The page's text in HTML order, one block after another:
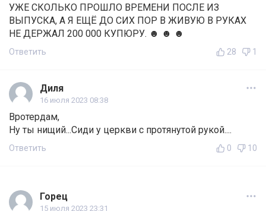
УЖЕ СКОЛЬКО ПРОШЛО ВРЕМЕНИ ПОСЛЕ ИЗ
ВЫПУСКА, А Я ЕЩЁ ДО СИХ ПОР В ЖИВУЮ В РУКАХ
НЕ ДЕРЖАЛ 200 000 КУПЮРУ. ☻ ☻ ☻
Ответить 28 1
Диля
16 июля 2023 08:38
Вротердам,
Ну ты нищий...Сиди у церкви с протянутой рукой....
Ответить 0 10
Горец
15 июля 2023 23:31